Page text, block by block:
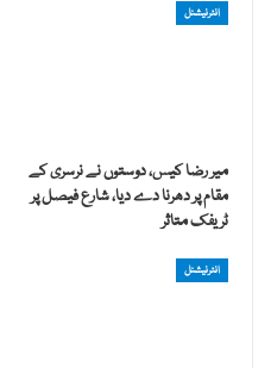
انٹرنیشنل
میر رضا کیس، دوستوں نے نرسری کے
مقام پر دھرنا دے دیا، شارع فیصل پر
ٹریفک متاثر
انٹرنیشنل